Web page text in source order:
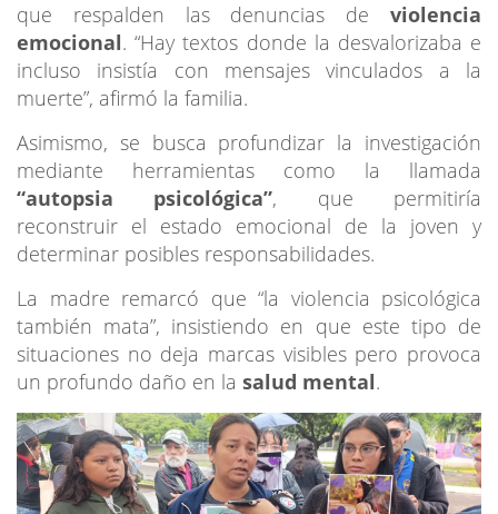
que respalden las denuncias de violencia
emocional. “Hay textos donde la desvalorizaba e
incluso insistía con mensajes vinculados a la
muerte”, afirmó la familia.
Asimismo, se busca profundizar la investigación
mediante herramientas como la llamada
“autopsia psicológica”, que permitiría
reconstruir el estado emocional de la joven y
determinar posibles responsabilidades.
La madre remarcó que “la violencia psicológica
también mata”, insistiendo en que este tipo de
situaciones no deja marcas visibles pero provoca
un profundo daño en la salud mental.